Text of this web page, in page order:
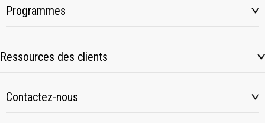
Programmes
Ressources des clients
Contactez-nous